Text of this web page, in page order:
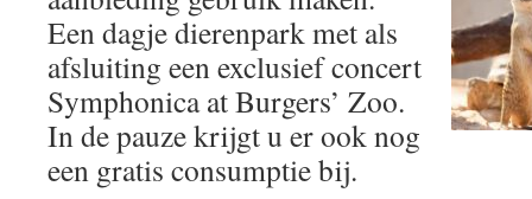
Een dagje dierenpark met als
afsluiting een exclusief concert
Symphonica at Burgers’ Zoo.
In de pauze krijgt u er ook nog
een gratis consumptie bij.